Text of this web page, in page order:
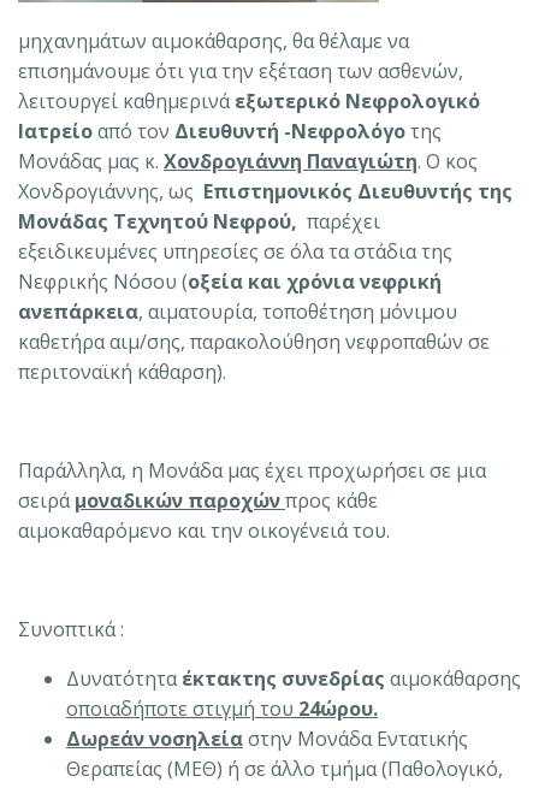
μηχανημάτων αιμοκάθαρσης, θα θέλαμε να
επισημάνουμε ότι για την εξέταση των ασθενών,
λειτουργεί καθημερινάεξωτερικό Νεφρολογικό
Ιατρείοαπό τον Διευθυντή -Νεφρολόγοτης
Μονάδας μας κ. Χονδρογιάννη Παναγιώτη. Ο κος
Χονδρογιάννης, ως Επιστημονικός Διευθυντής της
Μονάδας Τεχνητού Νεφρού, παρέχει
εξειδικευμένες υπηρεσίες σε όλα τα στάδια της
Νεφρικής Νόσου (οξεία και χρόνια νεφρική
ανεπάρκεια, αιματουρία, τοποθέτηση μόνιμου
καθετήρα αιμ/σης, παρακολούθηση νεφροπαθών σε
περιτοναϊκή κάθαρση).
Παράλληλα, η Μονάδα μας έχει προχωρήσει σε μια
σειράμοναδικών παροχώνπρος κάθε
αιμοκαθαρόμενο και την οικογένειά του.
Συνοπτικά :
Δυνατότηταέκτακτης συνεδρίας αιμοκάθαρσης
οποιαδήποτε στιγμή του 24ώρου.
Δωρεάν νοσηλείαστην Μονάδα Εντατικής
Θεραπείας (ΜΕΘ) ή σε άλλο τμήμα (Παθολογικό,